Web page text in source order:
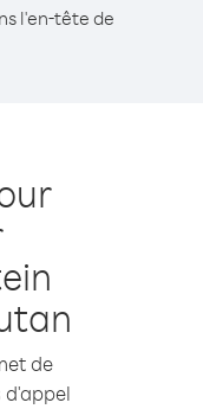
l'en-tête de
de